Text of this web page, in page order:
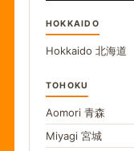
HOKKAIDO
Hokkaido 北海道
TOHOKU
Aomori 青森
Miyagi 宮城